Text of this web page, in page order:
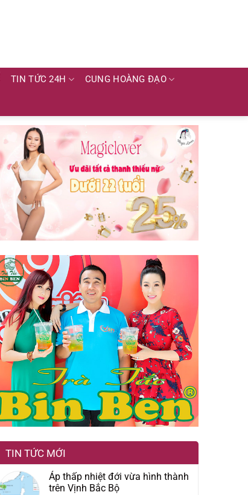
TIN TỨC 24H CUNG HOÀNG ĐẠO
TIN TỨC MỚI
Áp thấp nhiệt đới vừa hình thành
trên Vịnh Bắc Bộ